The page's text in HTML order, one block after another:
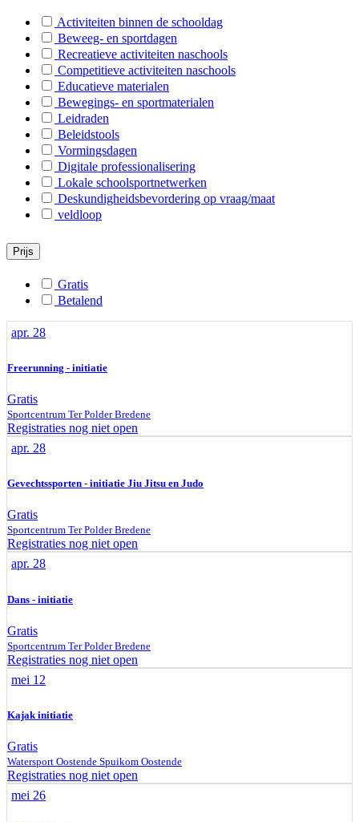
B-Rijkevorsel
Activiteiten binnen de schooldag
Beweeg- en sportdagen
Recreatieve activiteiten naschools
Competitieve activiteiten naschools
Educatieve materialen
Bewegings- en sportmaterialen
Leidraden
Beleidstools
Vormingsdagen
Digitale professionalisering
Lokale schoolsportnetwerken
Deskundigheidsbevordering op vraag/maat
veldloop
Prijs
Gratis
Betalend
apr. 28
Freerunning - initiatie
Gratis
Sportcentrum Ter Polder Bredene
Registraties nog niet open
apr. 28
Gevechtssporten - initiatie Jiu Jitsu en Judo
Gratis
Sportcentrum Ter Polder Bredene
Registraties nog niet open
apr. 28
Dans - initiatie
Gratis
Sportcentrum Ter Polder Bredene
Registraties nog niet open
mei 12
Kajak initiatie
Gratis
Watersport Oostende Spuikom Oostende
Registraties nog niet open
mei 26